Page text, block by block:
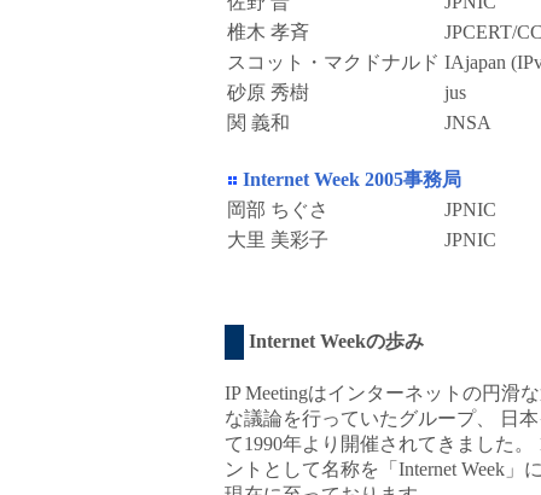
椎木 孝斉
JPCERT/
スコット・マクドナルド IAjapan
砂原 秀樹
jus
関 義和
JNSA
Internet Week 2005事務局
岡部 ちぐさ
JPNIC
大里 美彩子
JPNIC
Internet Weekの歩み
IP Meetingはインターネットの円滑
な議論を行っていたグループ、 日
て1990年より開催されてきました
ントとして名称を「Internet Week」